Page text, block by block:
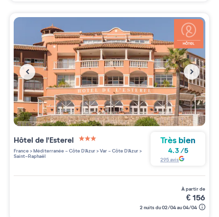
Hôtel de l'Esterel
3 étoiles sur 5
France>Méditerranée - Côte D'Azur>Var - Côte D'Azur>
Saint-Raphaël
Très bien
4.3/5
295avis
à partir de
€156
2 nuits du 02/04 au 04/04